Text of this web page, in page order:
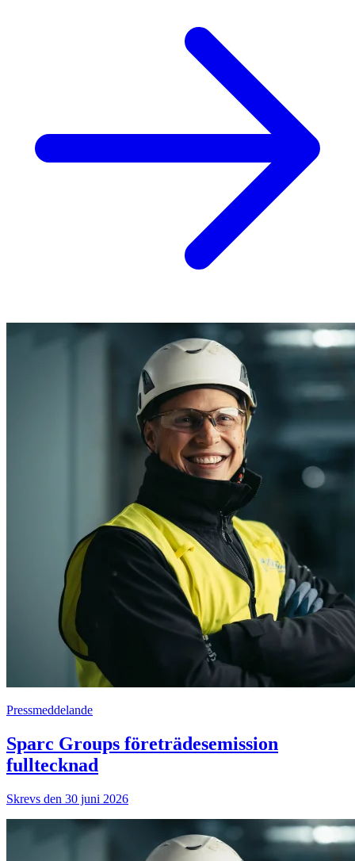
Pressmeddelande
Sparc Groups företrädesemission
fulltecknad
Skrevs den 30 juni 2026